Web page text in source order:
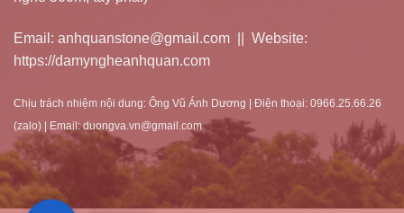
Email: anhquanstone@gmail.com || Website:
https://damyngheanhquan.com
Chịu trách nhiệm nội dung: Ông Vũ Ánh Dương | Điện thoại: 0966.25.66.26
(zalo) | Email: duongva.vn@gmail.com